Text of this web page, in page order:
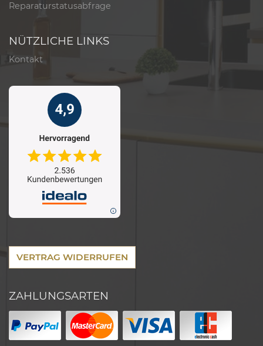
Reparaturstatusabfrage
NÜTZLICHE LINKS
Kontakt
VERTRAG WIDERRUFEN
ZAHLUNGSARTEN